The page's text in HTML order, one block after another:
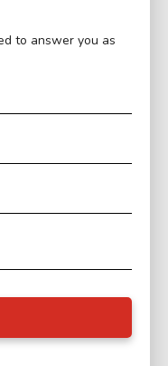
to answer you as